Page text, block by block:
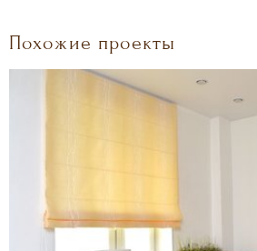
Похожие проекты